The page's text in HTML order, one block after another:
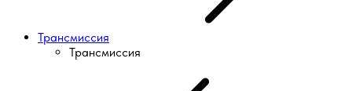
Трансмиссия
Трансмиссия